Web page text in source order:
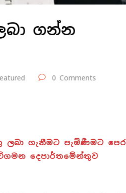
ගන්න
0 Comments
ලබා ගැනීමට පැමිණීමට පෙර
දෙපාර්තමේන්තුව